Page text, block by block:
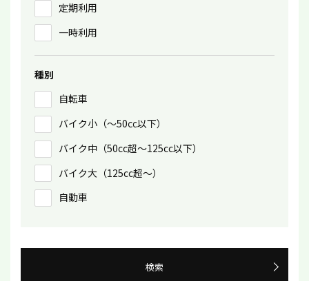
定期利用
一時利用
種別
自転車
バイク小（〜50㏄以下）
バイク中（50cc超〜125cc以下）
バイク大（125cc超〜）
自動車
検索